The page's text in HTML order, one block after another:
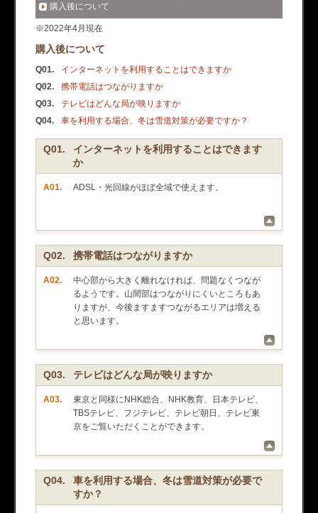
購入後について
※2022年4月現在
購入後について
Q01.
インターネットを利用することはできますか
Q02.
携帯電話はつながりますか
Q03.
テレビはどんな局が映りますか
Q04.
車を利用する場合、冬は雪道対策が必要ですか？
Q01.
インターネットを利用することはできます
か
A01. ADSL・光回線がほぼ全域で使えます。
Q02. 携帯電話はつながりますか
A02.
中心部から大きく離れなければ、問題なくつなが
るようです。山間部はつながりにくいところもあ
りますが、今後ますますつながるエリアは増える
と思います。
Q03. テレビはどんな局が映りますか
A03.
東京と同様にNHK総合、NHK教育、日本テレビ、
TBSテレビ、フジテレビ、テレビ朝日、テレビ東
京をご覧いただくことができます。
Q04.
車を利用する場合、冬は雪道対策が必要で
すか？